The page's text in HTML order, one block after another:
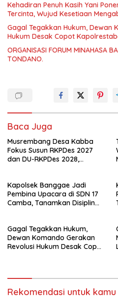
Kehadiran Penuh Kasih Yani
Tercinta, Wujud Kesetiaan
Gagal Tegakkan Hukum, Dewan
Hukum Desak Copot
ORGANISASI FORUM MINAHASA
TONDANO.
Baca Juga
Musrembang Desa Kabba
Fokus Susun RKPDes 2027
dan DU-RKPDes 2028,
Berkelanjutan
Kapolsek Banggae Jadi
Pembina Upacara di SDN 17
Camba, Tanamkan Disiplin
Gagal Tegakkan Hukum,
Dewan Komando Gerakan
Revolusi Hukum Desak Copot
Rekomendasi untuk kamu